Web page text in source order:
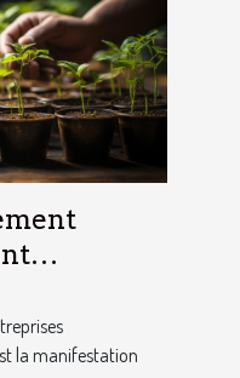
emploi
la manifestation